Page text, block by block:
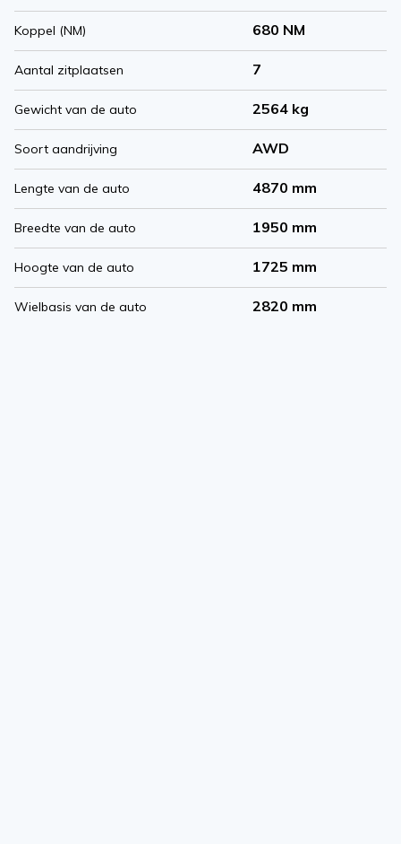
Koppel (NM) 680 NM
Aantal zitplaatsen 7
Gewicht van de auto 2564 kg
Soort aandrijving AWD
Lengte van de auto 4870 mm
Breedte van de auto 1950 mm
Hoogte van de auto 1725 mm
Wielbasis van de auto 2820 mm